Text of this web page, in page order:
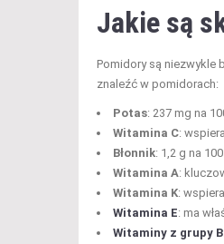
Jakie są
Pomidory są niezwykle
znaleźć w pomidorach:
Potas: 237 mg na
Witamina C:
Błonnik: 1,2 g na
Witamina A:
Witamina K:
Witamina E: ma
Witaminy z grupy B